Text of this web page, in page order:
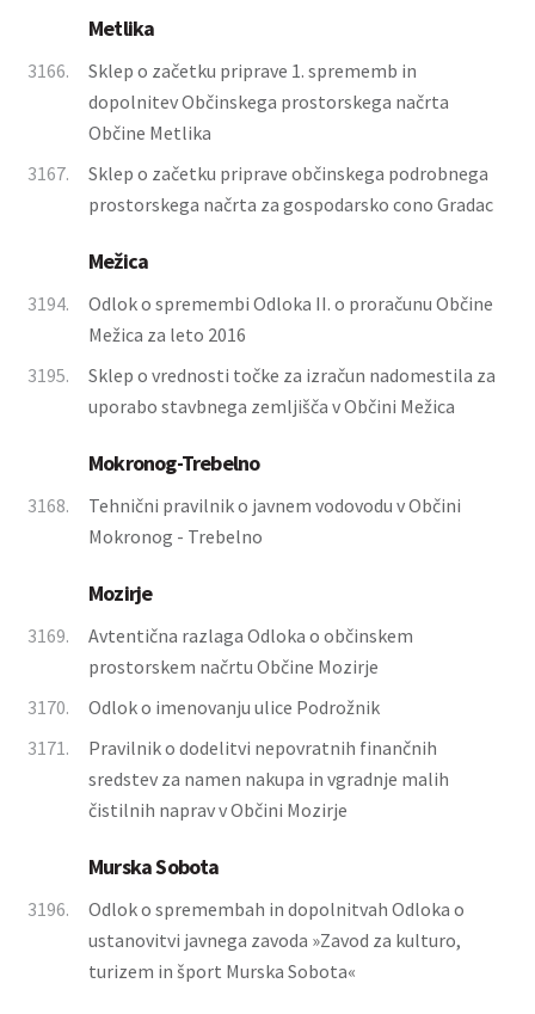
Metlika
3166.
Sklep o začetku priprave 1. sprememb in
dopolnitev Občinskega prostorskega načrta
Občine Metlika
3167.
Sklep o začetku priprave občinskega podrobnega
prostorskega načrta za gospodarsko cono Gradac
Mežica
3194.
Odlok o spremembi Odloka II. o proračunu Občine
Mežica za leto 2016
3195.
Sklep o vrednosti točke za izračun nadomestila za
uporabo stavbnega zemljišča v Občini Mežica
Mokronog-Trebelno
3168.
Tehnični pravilnik o javnem vodovodu v Občini
Mokronog - Trebelno
Mozirje
3169.
Avtentična razlaga Odloka o občinskem
prostorskem načrtu Občine Mozirje
3170.
Odlok o imenovanju ulice Podrožnik
3171.
Pravilnik o dodelitvi nepovratnih finančnih
sredstev za namen nakupa in vgradnje malih
čistilnih naprav v Občini Mozirje
Murska Sobota
3196.
Odlok o spremembah in dopolnitvah Odloka o
ustanovitvi javnega zavoda »Zavod za kulturo,
turizem in šport Murska Sobota«